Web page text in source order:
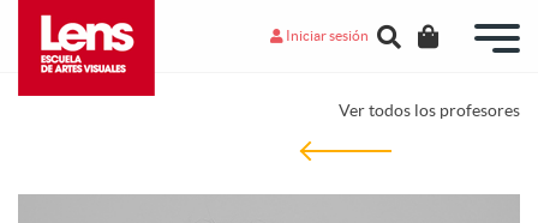
Iniciar sesión
Ver todos los profesores